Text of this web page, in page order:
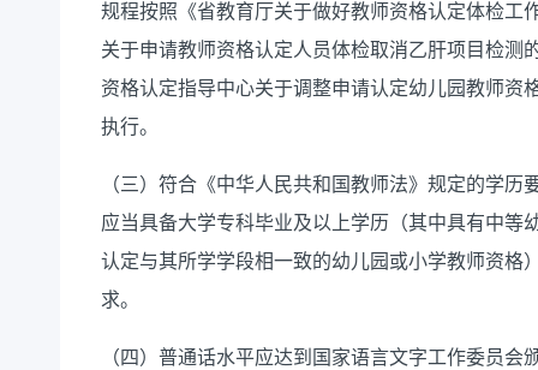
规程按照《省教育厅关于做好教师资格认定体检工
关于申请教师资格认定人员体检取消乙肝项目检测
资格认定指导中心关于调整申请认定幼儿园教师资
执行。
（三）符合《中华人民共和国教师法》规定的学历
应当具备大学专科毕业及以上学历（其中具有中等
认定与其所学学段相一致的幼儿园或小学教师资格
求。
（四）普通话水平应达到国家语言文字工作委员